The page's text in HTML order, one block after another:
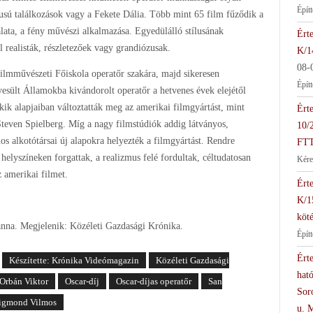
találkozások vagy a Fekete Dália. Több mint 65 film fűződik a
a fény művészi alkalmazása. Egyedülálló stílusának
részletezőek vagy grandiózusak.
Főiskola operatőr szakára, majd sikeresen
Államokba kivándorolt operatőr a hetvenes évek elejétől
alapjaiban változtatták meg az amerikai filmgyártást, mint
Spielberg. Míg a nagy filmstúdiók addig látványos,
alkotótársai új alapokra helyezték a filmgyártást. Rendre
forgattak, a realizmus felé fordultak, céltudatosan
amerikai filmet.
Megjelenik: Közéleti Gazdasági Krónika.
Készítette: Krónika Videómagazin
Közéleti Gazdasági
Orbán Viktor
Oscar-díj Oscar-díjas operatőr
San
Vilmos
K/
08-
10/
K/
u.